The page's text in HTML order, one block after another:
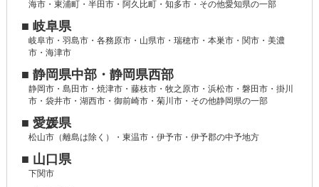
海市・東浦町・半田市・阿久比町・知多市・その他愛知県の一部
■ 岐阜県
岐阜市・羽島市・各務原市・山県市・瑞穂市・本巣市・関市・美濃
市・海津市
■ 静岡県中部・静岡県西部
静岡市・島田市・焼津市・藤枝市・牧之原市・浜松市・磐田市・掛川
市・袋井市・湖西市・御前崎市・菊川市・その他静岡県の一部
■ 愛媛県
松山市（離島は除く）・東温市・伊予市・伊予郡の中予地方
■ 山口県
下関市